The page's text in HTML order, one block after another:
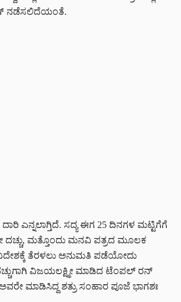
ನಡೆಸಲಿದೆಯಂತೆ.
ದಾರಿ ಎನ್ನಲಾಗ್ತಿದೆ. ಸದ್ಯ ಈಗ 25 ದಿನಗಳ ಮಟ್ಟಿಗೆಗೆ
ಮತ್ತೊಂದು ಮನವಿ ಪತ್ರದ ಮೂಲಕ
ತೆರಳಲು ಅನುಮತಿ ಪಡೆಯೋದು
ದಚ್ಚುಗಾಗಿ ವಿಜಯಲಕ್ಷ್ಮೀ ಮಾಡಿದ ಟೆಂಪಲ್ ರನ್
ಮಾಡಿಸಿದ್ದ ಶತ್ರು ಸಂಹಾರ ಪೂಜೆ ಭಾಗಶಃ